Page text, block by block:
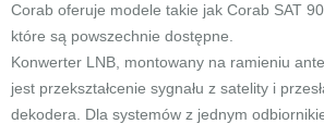
Corab oferuje modele takie jak Corab SAT
które są powszechnie dostępne.
Konwerter LNB, montowany na ramieniu
jest przekształcenie sygnału z satelity i
dekodera. Dla systemów z jednym